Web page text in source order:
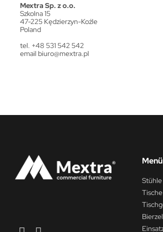
Mextra Sp. z o.o.
Szkolna 15
47-225 Kędzierzyn-Koźle
Poland
tel. +48 531 542 542
email biuro@mextra.pl
Menü
Stühle
Tische